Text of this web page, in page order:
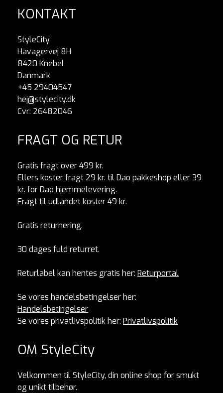
KONTAKT
StyleCity
Havagervej 8H
8420 Knebel
Danmark
+45 29404547
hej@stylecity.dk
Cvr: 26482046
FRAGT OG RETUR
Gratis fragt over 499 kr.
Ellers koster fragt 29 kr. til Dao pakkeshop eller 39
kr. for Dao hjemmelevering.
Fragt til udlandet koster 49 kr.
Gratis returnering.
30 dages fuld returret.
Returlabel kan hentes gratis her: Returportal
Se vores handelsbetingelser her:
Handelsbetingelser
Se vores privatlivspolitik her: Privatlivspolitik
OM StyleCity
Velkommen til StyleCity, din online shop for smukt
og unikt tilbehør.